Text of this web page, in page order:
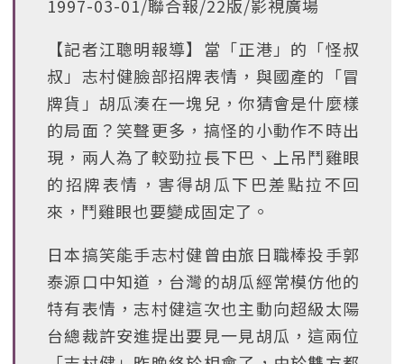
1997-03-01/聯合報/22版/影視廣場
【記者江聰明報導】當「正港」的「怪叔
叔」志村健臉部招牌表情，與國產的「冒
牌貨」胡瓜湊在一塊兒，你猜會是什麼樣
的局面？笑聲更多，搞怪的小動作不時出
現，兩人為了較勁拉長下巴、上吊鬥雞眼
的招牌表情，害得胡瓜下巴差點拉不回
來，鬥雞眼也要變成固定了。
日本搞笑能手志村健曾由旅日職棒投手郭
泰源口中知道，台灣的胡瓜經常模仿他的
特有表情，志村健這次也主動向超級太陽
台總裁許安進提出要見一見胡瓜，這兩位